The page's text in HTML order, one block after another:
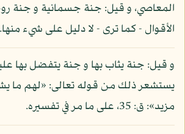
المعاصي، و قيل: جنة جسمانية و جنة
الأقوال - كما ترى - لا دليل على شيء منها.
و قيل: جنة يثاب بها و جنة يتفضل بها
يستشعر ذلك من قوله تعالى: «لهم ما
مزيد»: ق: 35، على ما مر في تفسيره.